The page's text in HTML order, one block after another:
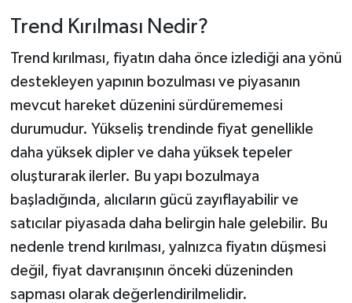
Trend Kırılması Nedir?
Trend kırılması, fiyatın daha önce izlediği ana yönü
destekleyen yapının bozulması ve piyasanın
mevcut hareket düzenini sürdürememesi
durumudur. Yükseliş trendinde fiyat genellikle
daha yüksek dipler ve daha yüksek tepeler
oluşturarak ilerler. Bu yapı bozulmaya
başladığında, alıcıların gücü zayıflayabilir ve
satıcılar piyasada daha belirgin hale gelebilir. Bu
nedenle trend kırılması, yalnızca fiyatın düşmesi
değil, fiyat davranışının önceki düzeninden
sapması olarak değerlendirilmelidir.